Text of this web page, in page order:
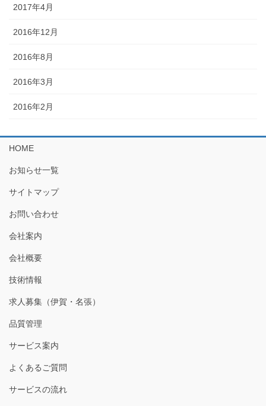
2017年4月
2016年12月
2016年8月
2016年3月
2016年2月
HOME
お知らせ一覧
サイトマップ
お問い合わせ
会社案内
会社概要
技術情報
求人募集（伊賀・名張）
品質管理
サービス案内
よくあるご質問
サービスの流れ